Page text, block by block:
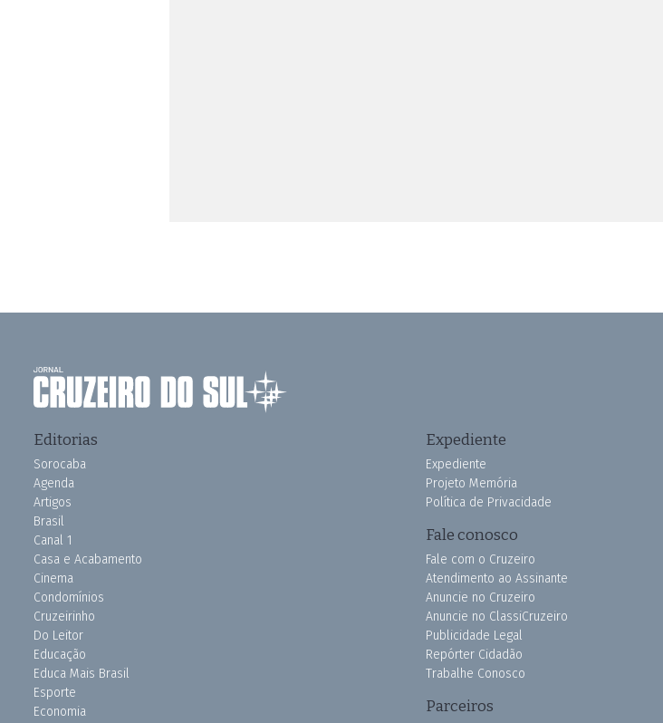
Editorias
Sorocaba
Agenda
Artigos
Brasil
Canal 1
Casa e Acabamento
Cinema
Condomínios
Cruzeirinho
Do Leitor
Educação
Educa Mais Brasil
Esporte
Economia
Expediente
Expediente
Projeto Memória
Política de Privacidade
Fale conosco
Fale com o Cruzeiro
Atendimento ao Assinante
Anuncie no Cruzeiro
Anuncie no ClassiCruzeiro
Publicidade Legal
Repórter Cidadão
Trabalhe Conosco
Parceiros